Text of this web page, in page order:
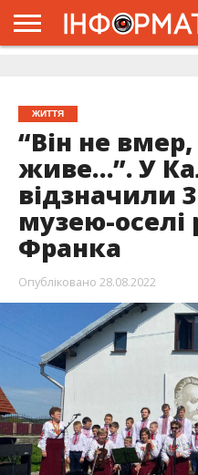
ЖИТТЯ
“Він не
живе…”. У
відзначили
музею-оселі
Франка
Опубліковано 28.08.2022